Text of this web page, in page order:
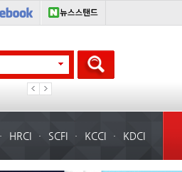
부산신항
HRCI SCFI KCCI KDCI